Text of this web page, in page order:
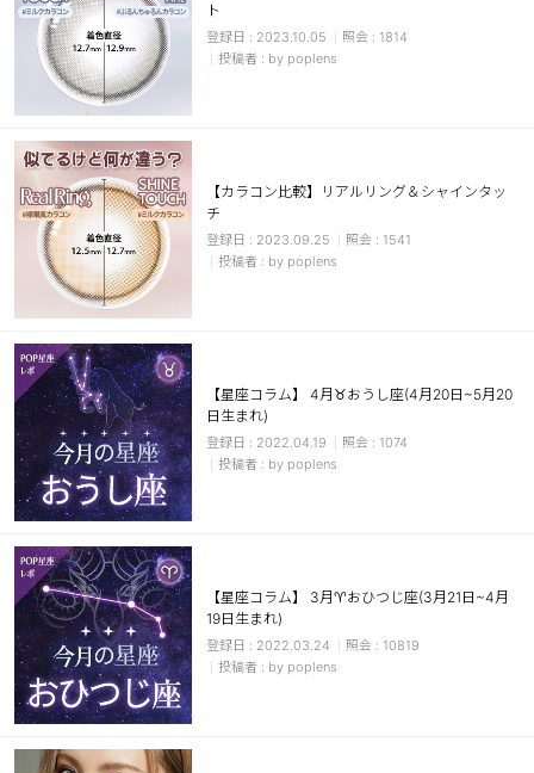
ト
2023.10.05
1814
by poplens
【カラコン比較】リアルリング＆シャインタッ
チ
2023.09.25
1541
by poplens
【星座コラム】 4月♉おうし座(4月20日~5月20
日生まれ)
2022.04.19
1074
by poplens
【星座コラム】 3月♈おひつじ座(3月21日~4月
19日生まれ)
2022.03.24
10819
by poplens